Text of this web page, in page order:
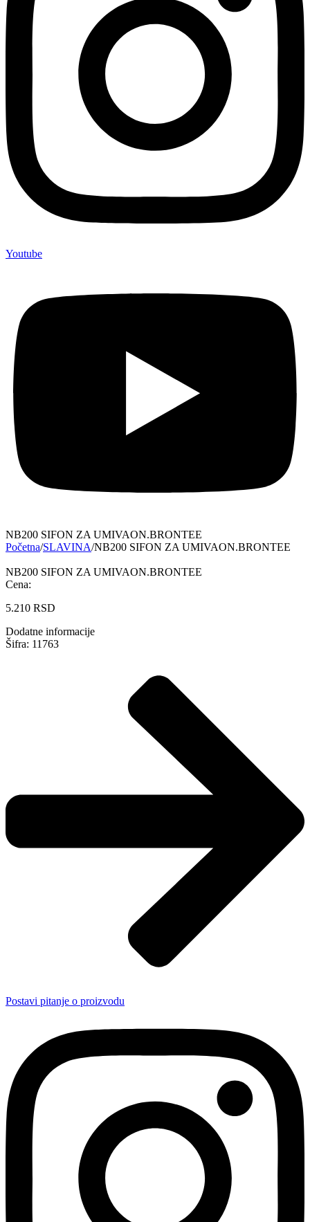
Youtube
NB200 SIFON ZA UMIVAON.BRONTEE
Početna/SLAVINA/NB200 SIFON ZA UMIVAON.BRONTEE
NB200 SIFON ZA UMIVAON.BRONTEE
Cena:
5.210 RSD
Dodatne informacije
Šifra: 11763
Postavi pitanje o proizvodu